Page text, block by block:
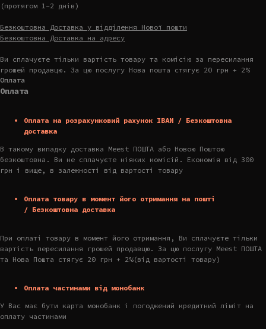
(протягом 1-2 днів)
Безкоштовна Доставка у відділення Нової пошти
Безкоштовна Доставка на адресу
Ви сплачуєте тільки вартість товару та комісію за пересилання
грошей продавцю. За цю послугу Нова пошта стягує 20 грн + 2%
Оплата
Оплата
Оплата на розрахунковий рахунок IBAN / Безкоштовна
доставка
В такому випадку доставка Meest ПОШТА або Новою Поштою
безкоштовна. Ви не сплачуєте ніяких комісій. Економія від 300
грн і вище, в залежності від вартості товару
Оплата товару в момент його отримання на пошті
/ Безкоштовна доставка
При оплаті товару в момент його отримання, Ви сплачуєте тільки
вартість пересилання грошей продавцю. За цю послугу Meest ПОШТА
та Нова Пошта стягує 20 грн + 2%(від вартості товару)
Оплата частинами від монобанк
У Вас має бути карта монобанк і погоджений кредитний ліміт на
оплату частинами